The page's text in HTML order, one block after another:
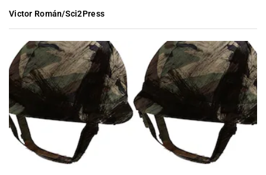
Victor Román/Sci2Press